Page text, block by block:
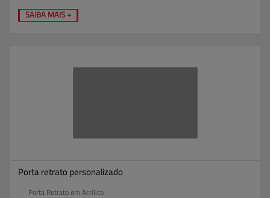
SAIBA MAIS +
Porta retrato personalizado
Porta Retrato em Acrílico